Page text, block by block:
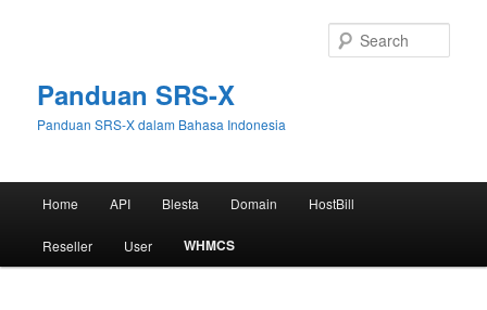
Panduan SRS-X
Panduan SRS-X dalam Bahasa Indonesia
Home API Blesta Domain HostBill
Reseller User WHMCS